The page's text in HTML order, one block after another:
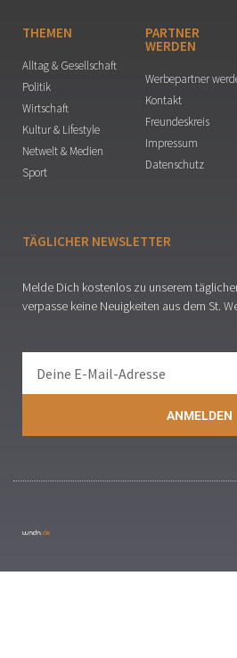
THEMEN
Alltag & Gesellschaft
Politik
Wirtschaft
Kultur & Lifestyle
Netwelt & Medien
Sport
PARTNER
WERDEN
Werbepartner
Kontakt
Freundeskreis
Impressum
Datenschutz
TÄGLICHER NEWSLETTER
Melde Dich kostenlos zu unserem
verpasse keine Neuigkeiten aus dem St.
ANMELDEN